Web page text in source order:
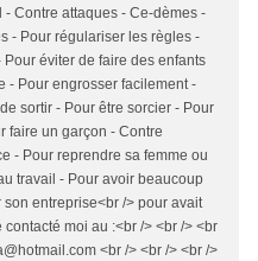
Contre attaques - Ce-dèmes -
- Pour régulariser les règles -
éviter de faire des enfants
- Pour engrosser facilement -
sortir - Pour être sorcier - Pour
faire un garçon - Contre
- Pour reprendre sa femme ou
travail - Pour avoir beaucoup
entreprise<br /> pour avait
moi au :<br /> <br /> <br
<br /> <br /> <br />